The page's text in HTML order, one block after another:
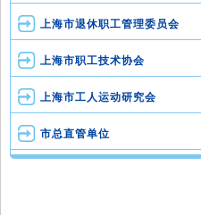
上海市退休职工管理委员会
上海市职工技术协会
上海市工人运动研究会
市总直管单位